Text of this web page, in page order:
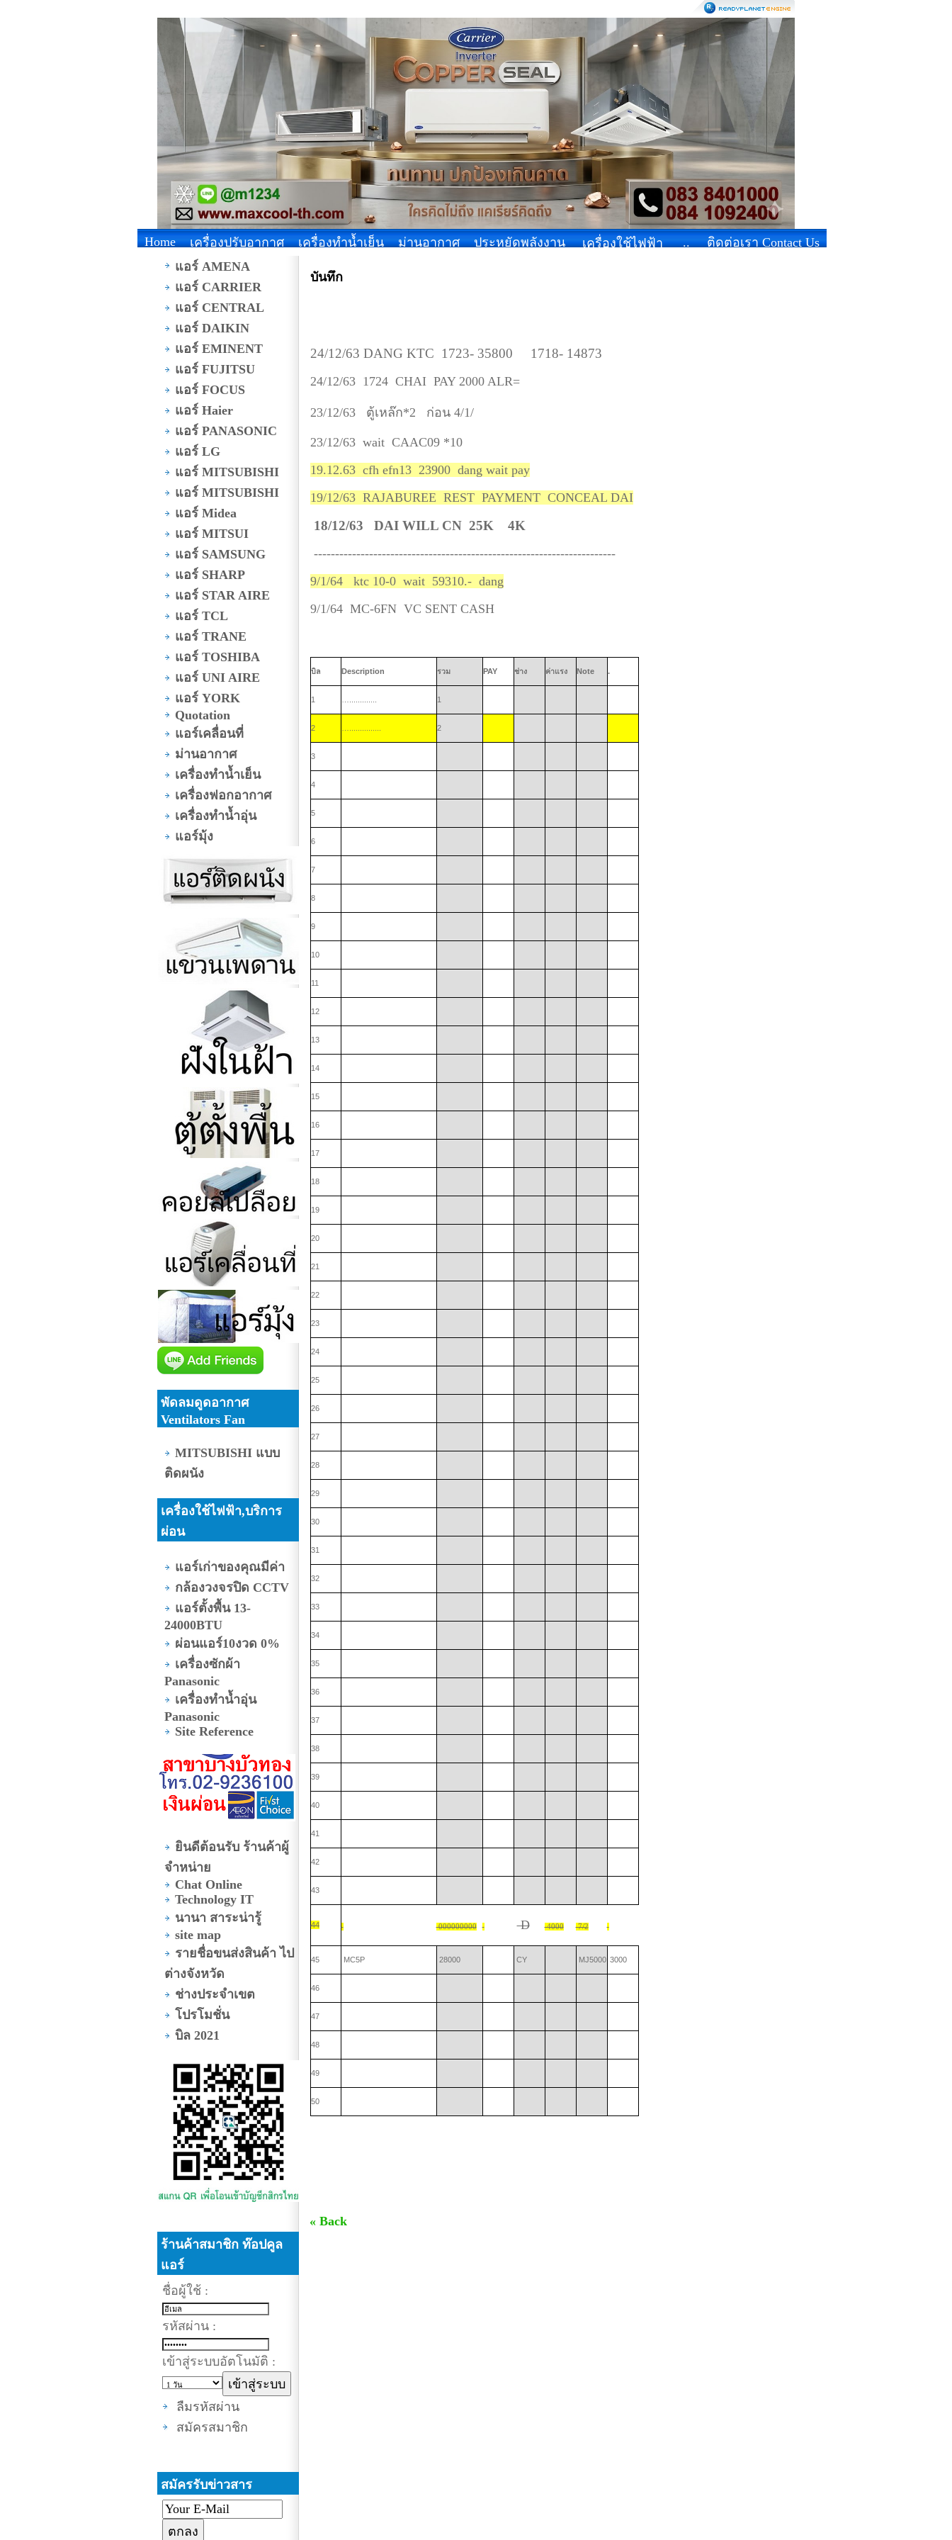
Home เครื่องปรับอากาศ เครื่องทำน้ำเย็น ม่านอากาศ ประหยัดพลังงาน เครื่องใช้ไฟฟ้า ..
ติดต่อเรา Contact Us
แอร์ AMENA
แอร์ CARRIER
แอร์ CENTRAL
แอร์ DAIKIN
แอร์ EMINENT
แอร์ FUJITSU
แอร์ FOCUS
แอร์ Haier
แอร์ PANASONIC
แอร์ LG
แอร์ MITSUBISHI
แอร์ MITSUBISHI
แอร์ Midea
แอร์ MITSUI
แอร์ SAMSUNG
แอร์ SHARP
แอร์ STAR AIRE
แอร์ TCL
แอร์ TRANE
แอร์ TOSHIBA
แอร์ UNI AIRE
แอร์ YORK
Quotation
แอร์เคลื่อนที่
ม่านอากาศ
เครื่องทำน้ำเย็น
เครื่องฟอกอากาศ
เครื่องทำน้ำอุ่น
แอร์มุ้ง
พัดลมดูดอากาศ
Ventilators Fan
MITSUBISHI แบบ
ติดผนัง
เครื่องใช้ไฟฟ้า,บริการ
ผ่อน
แอร์เก่าของคุณมีค่า
กล้องวงจรปิด CCTV
แอร์ตั้งพื้น 13-
24000BTU
ผ่อนแอร์10งวด 0%
เครื่องซักผ้า
Panasonic
เครื่องทำน้ำอุ่น
Panasonic
Site Reference
ยินดีต้อนรับ ร้านค้าผู้
จำหน่าย
Chat Online
Technology IT
นานา สาระน่ารู้
site map
รายชื่อขนส่งสินค้า ไป
ต่างจังหวัด
ช่างประจำเขต
โปรโมชั่น
บิล 2021
ร้านค้าสมาชิก ท๊อปคูล
แอร์
ชื่อผู้ใช้ :
รหัสผ่าน :
เข้าสู่ระบบอัตโนมัติ :
ลืมรหัสผ่าน
สมัครสมาชิก
สมัครรับข่าวสาร
บันทึก
24/12/63 DANG KTC 1723- 35800 1718- 14873
24/12/63 1724 CHAI PAY 2000 ALR=
23/12/63 ตู้เหล๊ก*2 ก่อน 4/1/
23/12/63 wait CAAC09 *10
19.12.63 cfh efn13 23900 dang wait pay
19/12/63 RAJABUREE REST PAYMENT CONCEAL DAI
18/12/63 DAI WILL CN 25K 4K
-----------------------------------------------------------------------
9/1/64 ktc 10-0 wait 59310.- dang
9/1/64 MC-6FN VC SENT CASH
บิล Description รวม PAY ช่าง ค่าแรง Note .
1 1
2 2
3
4
5
6
7
8
9
10
11
12
13
14
15
16
17
18
19
20
21
22
23
24
25
26
27
28
29
30
31
32
33
34
35
36
37
38
39
40
41
42
43
44 000000000 D 4000 7/2
45 MC5P 28000 CY MJ5000 3000
46
47
48
49
50
« Back